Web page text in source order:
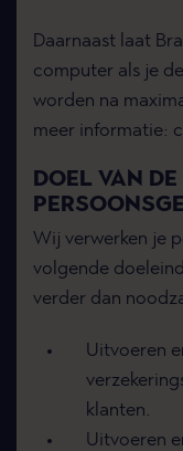
Daarnaast laat
computer als je
worden na
meer informatie:
DOEL VAN
Wij verwerken je
volgende
verder dan
Uitvoeren
klanten.
Uitvoeren